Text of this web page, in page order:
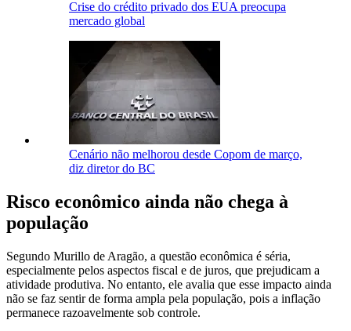
Crise do crédito privado dos EUA preocupa
mercado global
Cenário não melhorou desde Copom de março,
diz diretor do BC
Risco econômico ainda não chega à
população
Segundo Murillo de Aragão, a questão econômica é séria,
especialmente pelos aspectos fiscal e de juros, que prejudicam a
atividade produtiva. No entanto, ele avalia que esse impacto ainda
não se faz sentir de forma ampla pela população, pois a inflação
permanece razoavelmente sob controle.